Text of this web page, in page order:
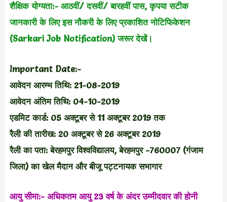
शैक्षिक योग्यता:- आठवीं/ दसवीं/ बारहवीं पास, कृपया सटीक
जानकारी के लिए इस नौकरी के लिए प्रकाशित नोटिफिकेशन
(Sarkari Job Notification) जरूर देखें।
Important Date:-
आवेदन आरम्भ तिथि: 21-08-2019
आवेदन अंतिम तिथि: 04-10-2019
एडमिट कार्ड: 05 अक्टूबर से 11 अक्टूबर 2019 तक
रैली की तारीख: 20 अक्टूबर से 26 अक्टूबर 2019
रैली का पता: बेरहमपुर विश्वविद्यालय, बेरहमपुर -760007 (गंजाम
जिला) का खेल मैदान और बीजू पट्टनायक सभागार
आयु सीमा:- अधिकतम आयु 23 वर्ष के अंदर उम्मीदवार की होनी